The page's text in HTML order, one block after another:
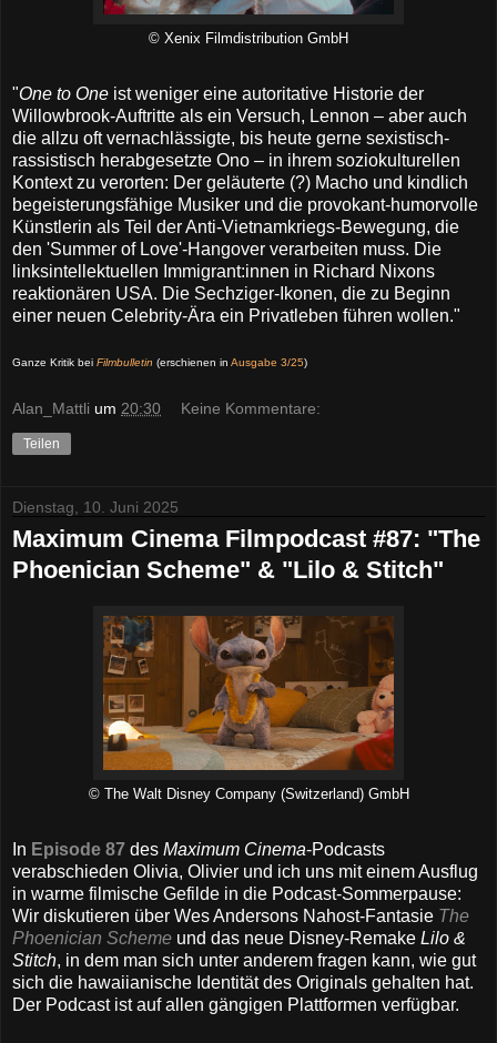
© Xenix Filmdistribution GmbH
"One to One ist weniger eine autoritative Historie der
Willowbrook-Auftritte als ein Versuch, Lennon – aber auch
die allzu oft vernachlässigte, bis heute gerne sexistisch-
rassistisch herabgesetzte Ono – in ihrem soziokulturellen
Kontext zu verorten: Der geläuterte (?) Macho und kindlich
begeisterungsfähige Musiker und die provokant-humorvolle
Künstlerin als Teil der Anti-Vietnamkriegs-Bewegung, die
den 'Summer of Love'-Hangover verarbeiten muss. Die
linksintellektuellen Immigrant:innen in Richard Nixons
reaktionären USA. Die Sechziger-Ikonen, die zu Beginn
einer neuen Celebrity-Ära ein Privatleben führen wollen."
Ganze Kritik bei Filmbulletin (erschienen in Ausgabe 3/25)
Alan_Mattli um 20:30 Keine Kommentare:
Teilen
Dienstag, 10. Juni 2025
Maximum Cinema Filmpodcast #87: "The
Phoenician Scheme" & "Lilo & Stitch"
© The Walt Disney Company (Switzerland) GmbH
In Episode 87 des Maximum Cinema-Podcasts
verabschieden Olivia, Olivier und ich uns mit einem Ausflug
in warme filmische Gefilde in die Podcast-Sommerpause:
Wir diskutieren über Wes Andersons Nahost-Fantasie The
Phoenician Scheme und das neue Disney-Remake Lilo &
Stitch, in dem man sich unter anderem fragen kann, wie gut
sich die hawaiianische Identität des Originals gehalten hat.
Der Podcast ist auf allen gängigen Plattformen verfügbar.